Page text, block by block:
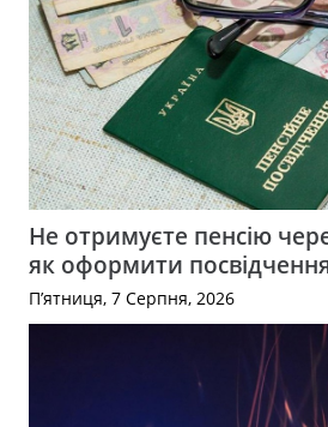
Не отримуєте пенсію
як оформити
П’ятниця, 7 Серпня, 2026